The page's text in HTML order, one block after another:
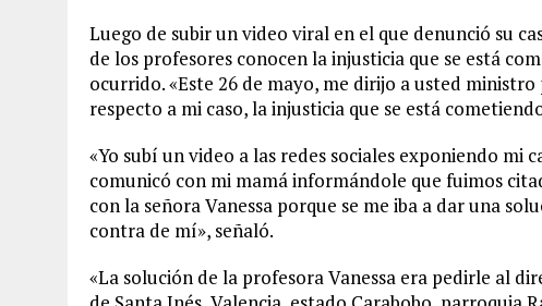
Luego de subir un video viral en el que denunció su
de los profesores conocen la injusticia que se está
ocurrido. «Este 26 de mayo, me dirijo a usted
respecto a mi caso, la injusticia que se está
«Yo subí un video a las redes sociales exponiendo mi
comunicó con mi mamá informándole que fuimos
con la señora Vanessa porque se me iba a dar una
contra de mí», señaló.
«La solución de la profesora Vanessa era pedirle al